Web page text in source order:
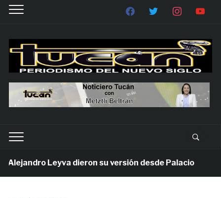
Leyva dieron su versión desde Palacio